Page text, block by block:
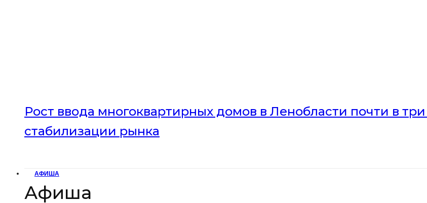
Рост ввода многоквартирных домов в Ленобласти почти в три
стабилизации рынка
АФИША
Афиша